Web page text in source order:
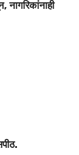
नागरिकांनाही